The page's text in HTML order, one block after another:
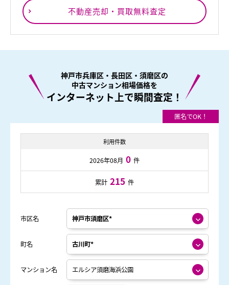
不動産売却・買取無料査定
神戸市兵庫区・長田区・須磨区の
中古マンション相場価格を
インターネット上で瞬間査定！
利用件数
2026年08月 0 件
累計 215 件
市区名
町名
マンション名